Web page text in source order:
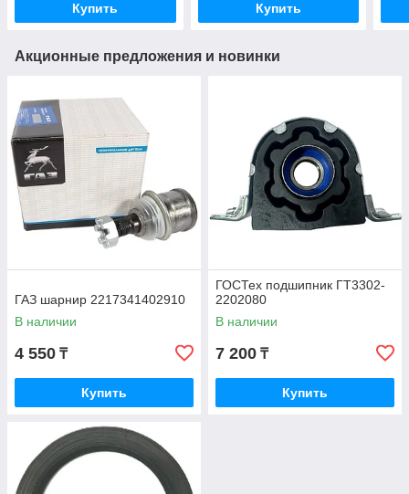
Купить Купить
Акционные предложения и новинки
ГАЗ шарнир 2217341402910
В наличии
4 550 ₸
Купить
ГОСТех подшипник ГТ3302-
2202080
В наличии
7 200 ₸
Купить